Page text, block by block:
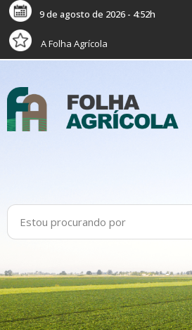
9 de agosto de 2026 - 4:52h
A Folha Agrícola